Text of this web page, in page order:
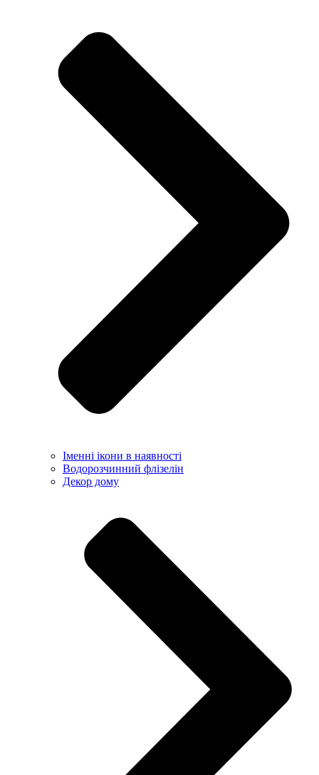
Іменні ікони в наявності
Водорозчинний флізелін
Декор дому